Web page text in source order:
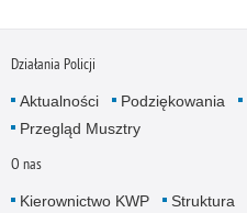
Działania Policji
Aktualności Podziękowania
Przegląd Musztry
O nas
Kierownictwo KWP Struktura